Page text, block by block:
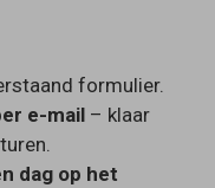
formulier.
e-mail – klaar
dag op het